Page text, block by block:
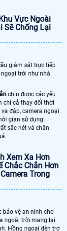
Vực Ngoài
Sẽ Chống Lại
giám sát trực tiếp
trời như nhà
chịu được các yếu
chí cả thay đổi thời
đập, camera ngoại
gian sử dụng.
sắc nét và chân
Xem Xa Hơn
Chắc Chắn Hơn
Trong
bảo vệ an ninh cho
ngoài trời mang lại
Hồng ngoại đèn trợ